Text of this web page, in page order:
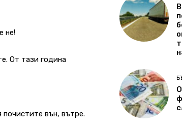
не!
От тази година
почистите вън, вътре.